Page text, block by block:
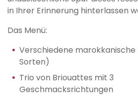
in Ihrer Erinnerung hinterlassen
Das Menü:
Verschiedene marokkanische
Sorten)
Trio von Briouattes mit 3
Geschmacksrichtungen